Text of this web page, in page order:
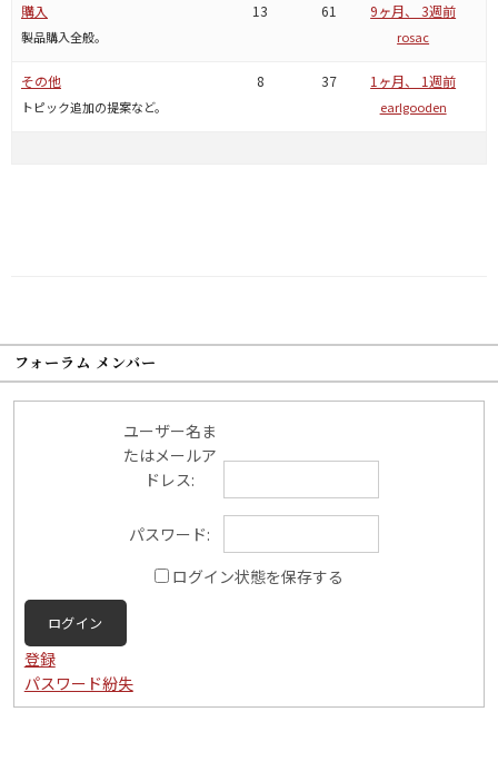
購入
製品購入全般。
13 61 9ヶ月、 3週前
rosac
その他
トピック追加の提案など。
8 37 1ヶ月、 1週前
earlgooden
フォーラム メンバー
ユーザー名ま
たはメールア
ドレス:
パスワード:
ログイン状態を保存する
ログイン
登録
パスワード紛失